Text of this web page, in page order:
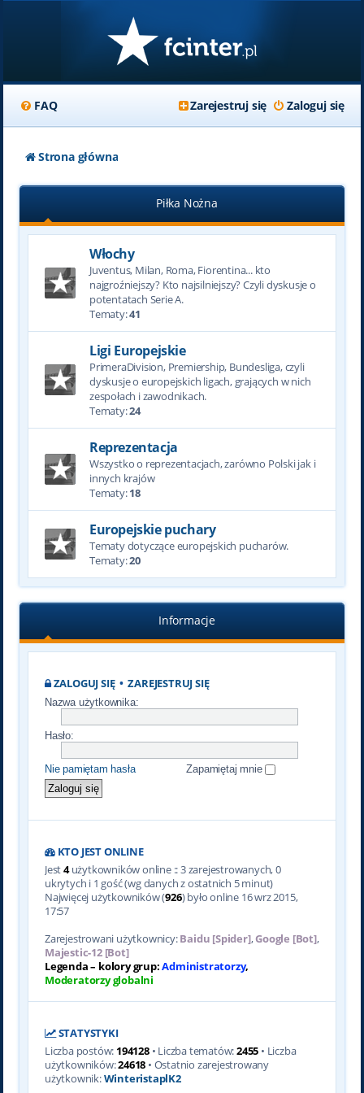
FAQ Zaloguj się
Zarejestruj się
Strona główna
Piłka Nożna
Włochy
Juventus, Milan, Roma, Fiorentina... kto
najgroźniejszy? Kto najsilniejszy? Czyli dyskusje o
potentatach Serie A.
Tematy:41
Ligi Europejskie
PrimeraDivision, Premiership, Bundesliga, czyli
dyskusje o europejskich ligach, grających w nich
zespołach i zawodnikach.
Tematy:24
Reprezentacja
Wszystko o reprezentacjach, zarówno Polski jak i
innych krajów
Tematy:18
Europejskie puchary
Tematy dotyczące europejskich pucharów.
Tematy:20
Informacje
ZALOGUJ SIĘ•ZAREJESTRUJ SIĘ
Nazwa użytkownika:
Hasło:
Nie pamiętam hasła Zapamiętaj mnie
KTO JEST ONLINE
Jest4użytkowników online :: 3 zarejestrowanych, 0
ukrytych i 1 gość (wg danych z ostatnich 5 minut)
Najwięcej użytkowników (926) było online 16 wrz 2015,
17:57
Zarejestrowani użytkownicy:Baidu [Spider],Google [Bot],
Majestic-12 [Bot]
Legenda – kolory grup:Administratorzy,
Moderatorzy globalni
STATYSTYKI
Liczba postów: 194128• Liczba tematów:2455 • Liczba
użytkowników:24618 • Ostatnio zarejestrowany
użytkownik:WinteristaplK2